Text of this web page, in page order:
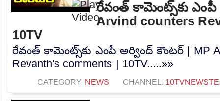
రేవంత్ కామెంట్స్‌కు ఎంపీ
Arvind counters
10TV
రేవంత్ కామెంట్స్‌కు ఎంపీ అర్వింద్ కౌంటర్ | MP
Revanth's comments | 10TV.....»»
CATEGORY: NEWS CHANNEL: